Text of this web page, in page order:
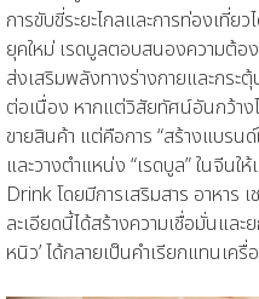
การขับขี่ระยะไกลและการท่องเที่
ยุคใหม่ เรดบูลตอบสนองความต้อ
ส่งเสริมพลังทางร่างกายและกระ
ต่อเนื่อง หากแต่วิสัยทัศน์อันกว้า
ขายสินค้า แต่คือการ “สร้างแบรน
และวางตำแหน่ง “เรดบูล” ในจีน
Drink โดยมีการเสริมสาร อาหาร เ
ละเอียดนี้ได้สร้างความเชื่อมั่นแล
หนิว’ ได้กลายเป็นคำเรียกแทนเค